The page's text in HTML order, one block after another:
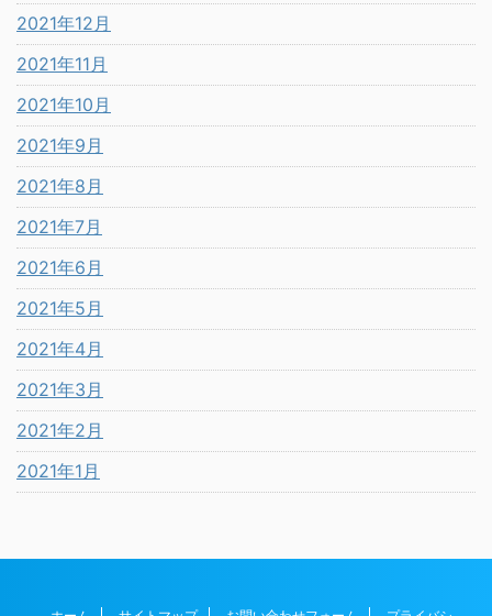
2021年12月
2021年11月
2021年10月
2021年9月
2021年8月
2021年7月
2021年6月
2021年5月
2021年4月
2021年3月
2021年2月
2021年1月